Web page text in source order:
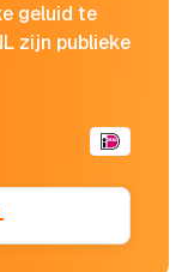
geluid te
zijn publieke